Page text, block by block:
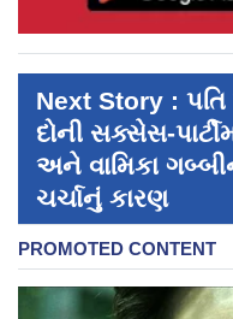
Next Story :
દોની સક્સેસ-
અને વામિકા
ચર્ચાનું કારણ